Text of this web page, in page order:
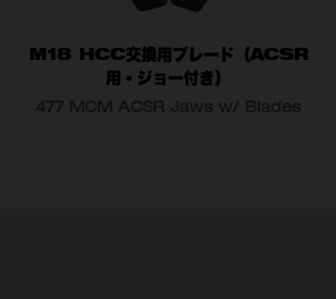
M18 HCC交換用ブレード（ACSR
用・ジョー付き）